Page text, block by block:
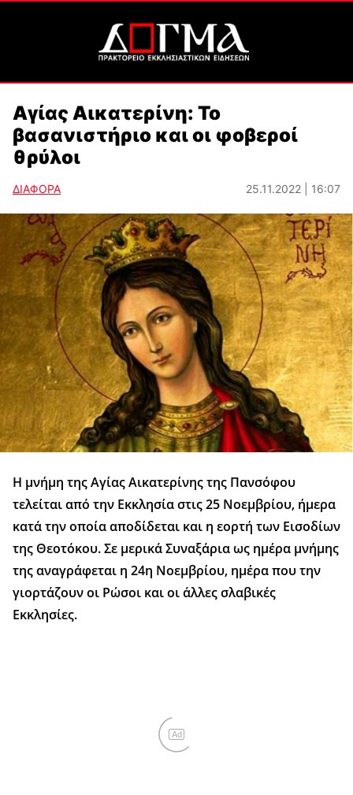
Αγίας Αικατερίνη: Το
βασανιστήριο και οι φοβεροί
θρύλοι
ΔΙΑΦΟΡΑ 25.11.2022 | 16:07
Η μνήμη της Αγίας Αικατερίνης της Πανσόφου
τελείται από την Εκκλησία στις 25 Νοεμβρίου, ήμερα
κατά την οποία αποδίδεται και η εορτή των Εισοδίων
της Θεοτόκου. Σε μερικά Συναξάρια ως ημέρα μνήμης
της αναγράφεται η 24η Νοεμβρίου, ημέρα που την
γιορτάζουν οι Ρώσοι και οι άλλες σλαβικές
Εκκλησίες.
Ad